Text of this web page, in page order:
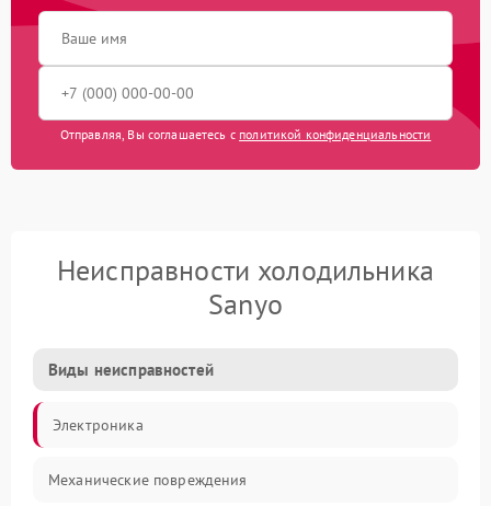
Отправляя, Вы соглашаетесь с политикой конфиденциальности
Неисправности холодильника
Sanyo
Виды неисправностей
Электроника
Механические повреждения